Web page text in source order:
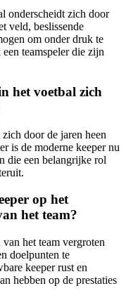
onderscheidt zich door
veld, beslissende
om onder druk te
teamspeler die zijn
het voetbal zich
door de jaren heen
is de moderne keeper nu
die een belangrijke rol
op het
het team?
het team vergroten
doelpunten te
keeper rust en
hebben op de prestaties